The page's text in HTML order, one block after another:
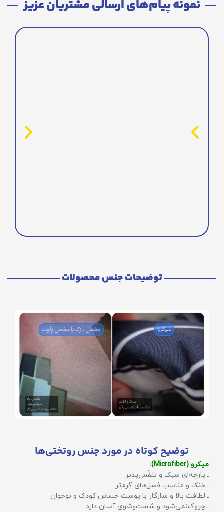
نمونه پیام‌های ارسالی مشتریان عزیز
توضیحات جنس محصولات
توضیح کوتاه در مورد جنس روتختی‌ها
میکرو (Microfiber):
ـ پارچه‌ای سبک و تنفّس‌پذیر
ـ خنک و مناسب فصل‌های گرم‌تر
ـ لطافت بالا و سازگار با پوست حساس کودک و نوجوان
ـ چروک‌نمی‌شود و شست‌وشوی آسان دارد